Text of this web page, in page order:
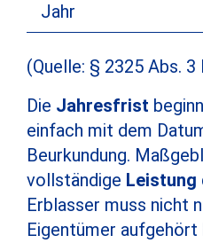
Jahr
(Quelle: § 2325 Abs. 3
Die Jahresfrist
einfach mit dem
Beurkundung.
vollständige Leistung
Erblasser muss nicht
Eigentümer aufgehört